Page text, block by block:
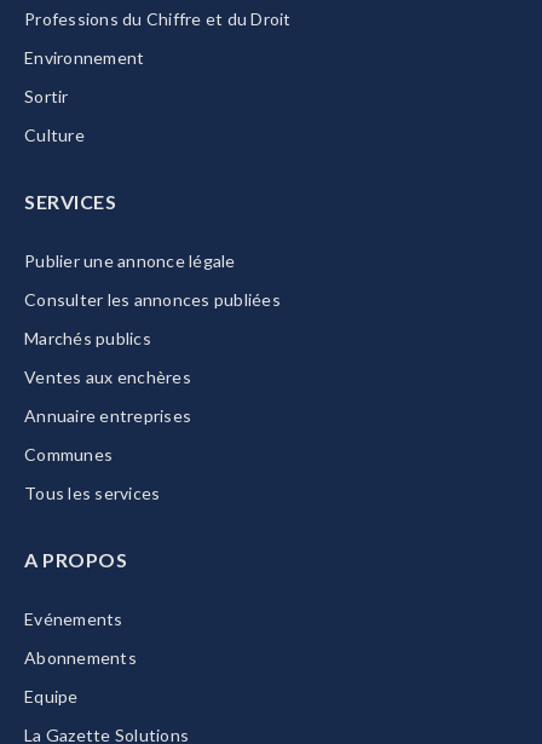
Professions du Chiffre et du Droit
Environnement
Sortir
Culture
SERVICES
Publier une annonce légale
Consulter les annonces publiées
Marchés publics
Ventes aux enchères
Annuaire entreprises
Communes
Tous les services
A PROPOS
Evénements
Abonnements
Equipe
La Gazette Solutions